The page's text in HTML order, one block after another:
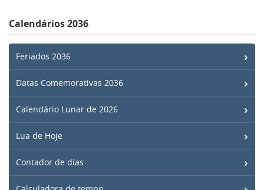
Calendários 2036
Feriados 2036
Datas Comemorativas 2036
Calendário Lunar de 2026
Lua de Hoje
Contador de dias